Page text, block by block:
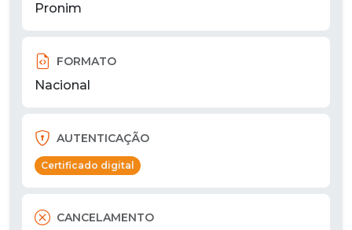
Pronim
FORMATO
Nacional
AUTENTICAÇÃO
Certificado digital
CANCELAMENTO